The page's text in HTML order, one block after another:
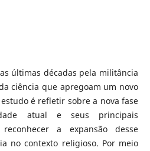
últimas décadas pela militância
ciência que apregoam um novo
é refletir sobre a nova fase
atual e seus principais
a expansão desse
no contexto religioso. Por meio